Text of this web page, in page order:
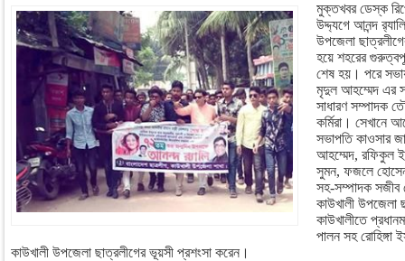
মুক্তখবর ডেস্ক
উদ্দ্যগে আনন্দ
উপজেলা
হয়ে শহরের
শেষ হয়। পরে
মৃদুল আহম্মেদ এর
সাধারণ সম্পাদক
কর্মিরা। সেখানে
সভাপতি কাওসার
আহম্মেদ, রফিকুল
সুমন, ফজলে হোসেন
সহ-সম্পাদক
কাউখালী উপজেলা
কাউখালীতে
পালন সহ রোহিঙ্গা
কাউখালী উপজেলা ছাত্রলীগের ভূয়সী প্রশংসা করেন।